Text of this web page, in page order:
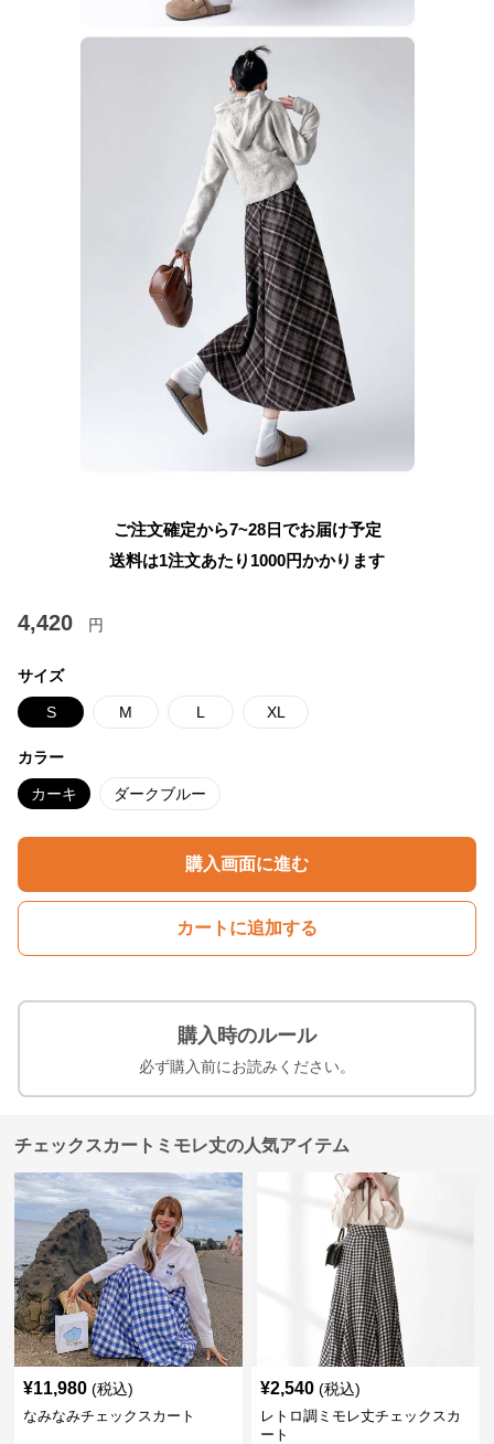
ご注文確定から7~28日でお届け予定
送料は1注文あたり 1000円かかります
4,420 円
サイズ
S M L XL
カラー
カーキ ダークブルー
購入画面に進む
カートに追加する
購入時のルール
必ず購入前にお読みください。
チェックスカートミモレ丈の人気アイテム
¥11,980 (税込)
なみなみチェックスカート
¥2,540 (税込)
レトロ調ミモレ丈チェックスカ
ート